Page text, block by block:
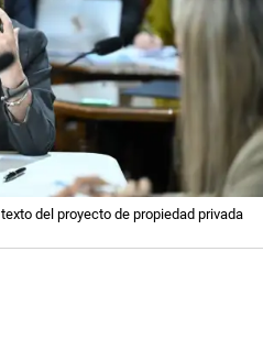
del proyecto de propiedad privada